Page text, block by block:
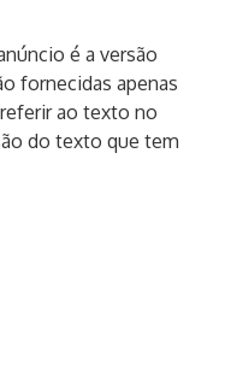
é a versão
fornecidas apenas
ao texto no
do texto que tem